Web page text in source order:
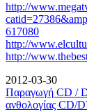
http://
617080
http://
http://
2012-03-30
Παραγωγή CD /
ανθολογίας CD/